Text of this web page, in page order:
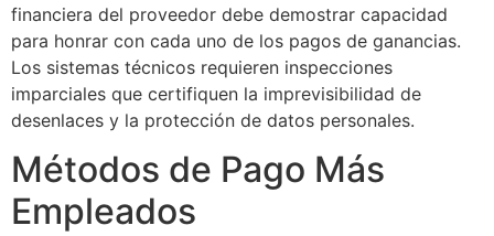
financiera del proveedor debe demostrar capacidad
para honrar con cada uno de los pagos de ganancias.
Los sistemas técnicos requieren inspecciones
imparciales que certifiquen la imprevisibilidad de
desenlaces y la protección de datos personales.
Métodos de Pago Más
Empleados